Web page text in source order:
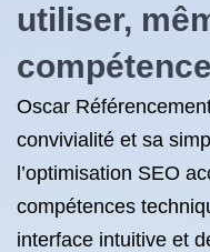
utiliser,
Oscar
convivialité et sa
l’optimisation SEO
compétences
interface intuitive et